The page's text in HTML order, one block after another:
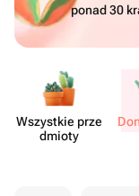
ponad 30
Wszystkie prze​
dmioty